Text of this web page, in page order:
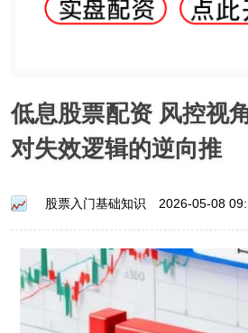
低息股票配资 风控视
对失效逻辑的逆向推
股票入门基础知识 2026-05-08